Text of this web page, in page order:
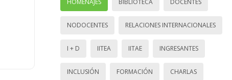
HOMENAJES BIBLIOTECA DOCENTES
NODOCENTES RELACIONES INTERNACIONALES
I + D IITEA IITAE INGRESANTES
INCLUSIÓN FORMACIÓN CHARLAS